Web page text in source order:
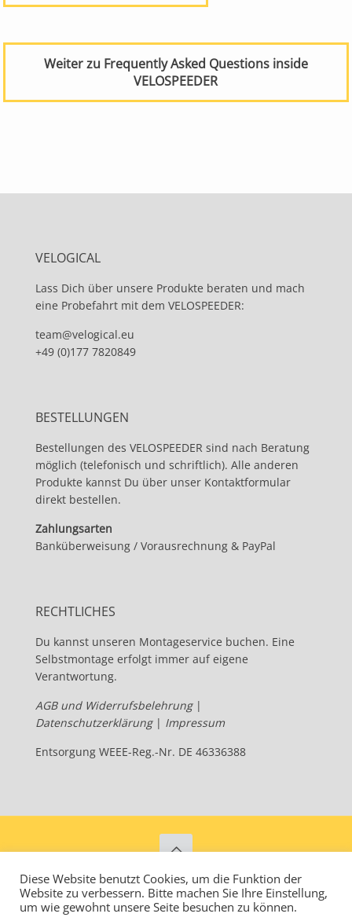
Weiter zu Frequently Asked Questions inside
VELOSPEEDER
VELOGICAL
Lass Dich über unsere Produkte beraten und mach
eine Probefahrt mit dem VELOSPEEDER:
team@velogical.eu
+49 (0)177 7820849
BESTELLUNGEN
Bestellungen des VELOSPEEDER sind nach Beratung
möglich (telefonisch und schriftlich). Alle anderen
Produkte kannst Du über unser Kontaktformular
direkt bestellen.
Zahlungsarten
Banküberweisung / Vorausrechnung & PayPal
RECHTLICHES
Du kannst unseren Montageservice buchen. Eine
Selbstmontage erfolgt immer auf eigene
Verantwortung.
AGB und Widerrufsbelehrung|
Datenschutzerklärung| Impressum
Entsorgung WEEE-Reg.-Nr. DE 46336388
Velogical – Energize your Ride - Since 2013
Diese Website benutzt Cookies, um die Funktion der
Website zu verbessern. Bitte machen Sie Ihre Einstellung,
um wie gewohnt unsere Seite besuchen zu können.